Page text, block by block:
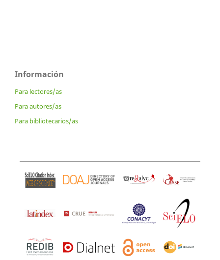
Información
Para lectores/as
Para autores/as
Para bibliotecarios/as